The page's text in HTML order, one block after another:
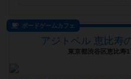
ボードゲームカフェ
アジトベル 恵比寿
東京都渋谷区恵比寿